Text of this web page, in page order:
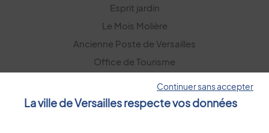
Esprit jardin
Le Mois Molière
Ancienne Poste de Versailles
Office de Tourisme
Continuer sans accepter
La ville de Versailles respecte vos données